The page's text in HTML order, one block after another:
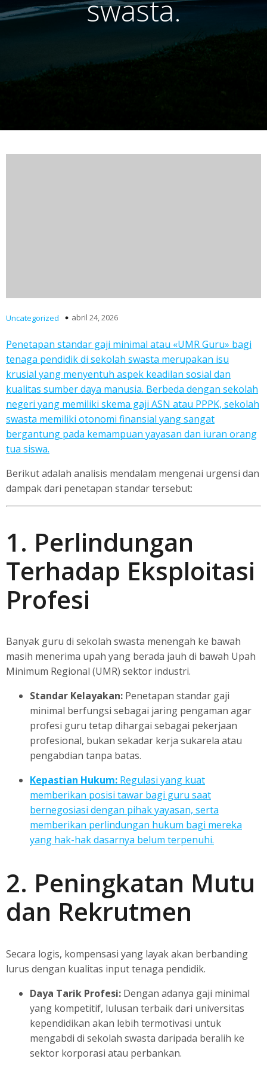
swasta.
Uncategorized abril 24, 2026
Penetapan standar gaji minimal atau «UMR Guru» bagi
tenaga pendidik di sekolah swasta merupakan isu
krusial yang menyentuh aspek keadilan sosial dan
kualitas sumber daya manusia. Berbeda dengan sekolah
negeri yang memiliki skema gaji ASN atau PPPK, sekolah
swasta memiliki otonomi finansial yang sangat
bergantung pada kemampuan yayasan dan iuran orang
tua siswa.
Berikut adalah analisis mendalam mengenai urgensi dan
dampak dari penetapan standar tersebut:
1. Perlindungan
Terhadap Eksploitasi
Profesi
Banyak guru di sekolah swasta menengah ke bawah
masih menerima upah yang berada jauh di bawah Upah
Minimum Regional (UMR) sektor industri.
Standar Kelayakan: Penetapan standar gaji
minimal berfungsi sebagai jaring pengaman agar
profesi guru tetap dihargai sebagai pekerjaan
profesional, bukan sekadar kerja sukarela atau
pengabdian tanpa batas.
Kepastian Hukum: Regulasi yang kuat
memberikan posisi tawar bagi guru saat
bernegosiasi dengan pihak yayasan, serta
memberikan perlindungan hukum bagi mereka
yang hak-hak dasarnya belum terpenuhi.
2. Peningkatan Mutu
dan Rekrutmen
Secara logis, kompensasi yang layak akan berbanding
lurus dengan kualitas input tenaga pendidik.
Daya Tarik Profesi: Dengan adanya gaji minimal
yang kompetitif, lulusan terbaik dari universitas
kependidikan akan lebih termotivasi untuk
mengabdi di sekolah swasta daripada beralih ke
sektor korporasi atau perbankan.